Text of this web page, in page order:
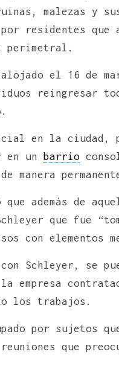
malezas y
residentes que
perimetral.
el 16 de
reingresar
en la ciudad,
en un barrio
manera
además de
que fue
con elementos
con Schleyer, se
empresa
los trabajos.
por sujetos
que